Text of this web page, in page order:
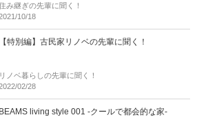
み継ぎの先輩に聞く！
10/18
【特別編】古民家リノベの先輩に聞く！
リノベ暮らしの先輩に聞く！
02/28
BEAMS living style 001 -クールで都会的な家-